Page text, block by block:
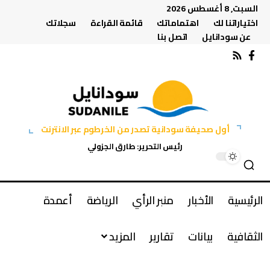
السبت, 8 أغسطس 2026
اختياراتنا لك
اهتماماتك قائمة القراءة
سجلاتك
عن سودانايل
اتصل بنا
أول صحيفة سودانية تصدر من الخرطوم عبر الانترنت
رئيس التحرير: طارق الجزولي
الرئيسية الأخبار منبر الرأي الرياضة
أعمدة
الثقافية
بيانات تقارير المزيد